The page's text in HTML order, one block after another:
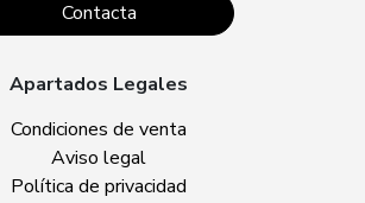
Contacta
Apartados Legales
Condiciones de venta
Aviso legal
Política de privacidad